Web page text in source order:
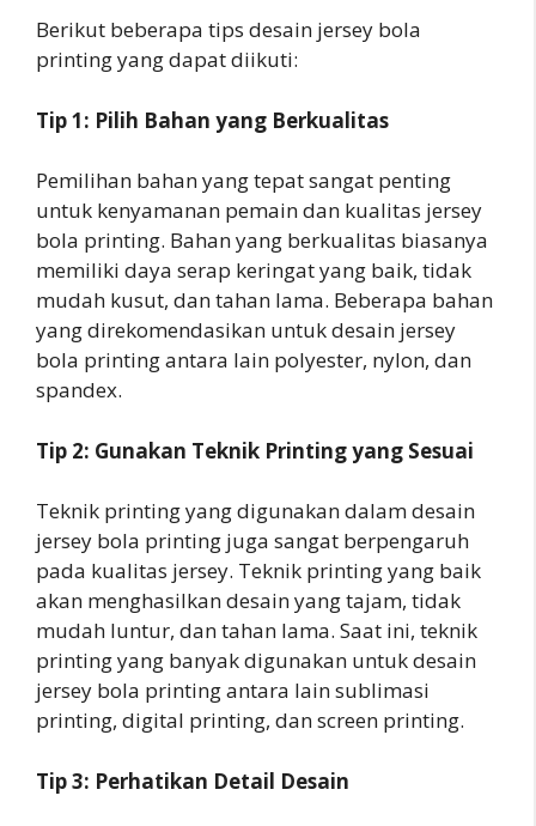
Berikut beberapa tips desain jersey bola
printing yang dapat diikuti:
Tip 1: Pilih Bahan yang Berkualitas
Pemilihan bahan yang tepat sangat penting
untuk kenyamanan pemain dan kualitas jersey
bola printing. Bahan yang berkualitas biasanya
memiliki daya serap keringat yang baik, tidak
mudah kusut, dan tahan lama. Beberapa bahan
yang direkomendasikan untuk desain jersey
bola printing antara lain polyester, nylon, dan
spandex.
Tip 2: Gunakan Teknik Printing yang Sesuai
Teknik printing yang digunakan dalam desain
jersey bola printing juga sangat berpengaruh
pada kualitas jersey. Teknik printing yang baik
akan menghasilkan desain yang tajam, tidak
mudah luntur, dan tahan lama. Saat ini, teknik
printing yang banyak digunakan untuk desain
jersey bola printing antara lain sublimasi
printing, digital printing, dan screen printing.
Tip 3: Perhatikan Detail Desain